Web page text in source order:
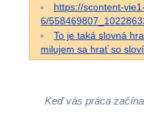
https://scontent-
6/
To je taká slovná
milujem sa hrať so
Keď vás práca